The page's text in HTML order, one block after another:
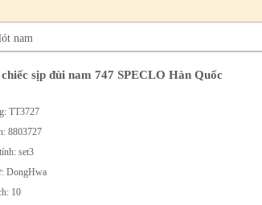
nam
sịp đùi nam 747 SPECLO Hàn Quốc
TT3727
8803727
set3
DongHwa
10